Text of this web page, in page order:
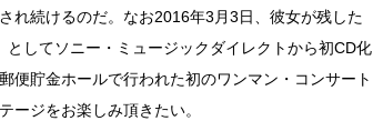
れ続けるのだ。なお2016年3月3日、彼女が残した
してソニー・ミュージックダイレクトから初CD化
便貯金ホールで行われた初のワンマン・コンサート
ージをお楽しみ頂きたい。